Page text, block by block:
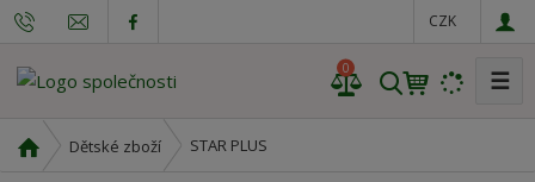
CZK
V
0 ☰
v
Dětské zboží STAR PLUS